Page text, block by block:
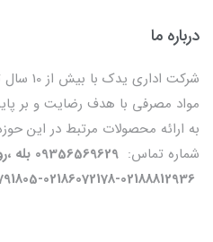
درباره ما
شرکت
مواد مصرفی با هدف رضایت و بر
به ارائه محصولات مرتبط در این
شماره تماس: 09356569629 بله ،روبیکا،ایتا
02186072178-02188812936